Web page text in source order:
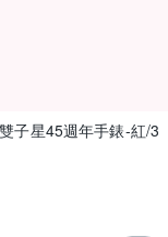
子星45週年手錶-紅/3